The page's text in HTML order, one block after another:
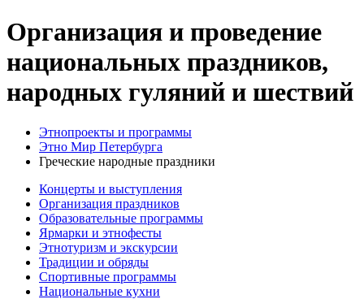
Организация и проведение
национальных праздников,
народных гуляний и шествий
Этнопроекты и программы
Этно Мир Петербурга
Греческие народные праздники
Концерты и выступления
Организация праздников
Образовательные программы
Ярмарки и этнофесты
Этнотуризм и экскурсии
Традиции и обряды
Спортивные программы
Национальные кухни